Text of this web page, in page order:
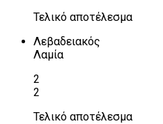
Τελικό αποτέλεσμα
Λεβαδειακός
Λαμία
2
2
Τελικό αποτέλεσμα